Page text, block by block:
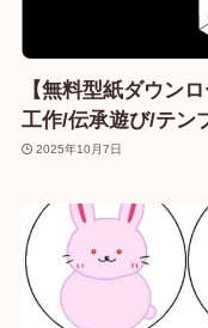
【無料型紙ダウン
工作/伝承遊び/テン
2025年10月7日